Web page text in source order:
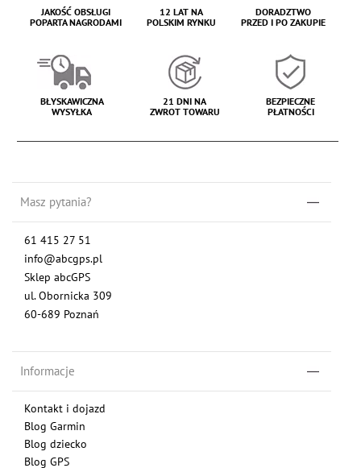
JAKOŚĆ OBSŁUGI
POPARTA NAGRODAMI
12 LAT NA
POLSKIM RYNKU
DORADZTWO
PRZED I PO ZAKUPIE
BŁYSKAWICZNA
WYSYŁKA
21 DNI NA
ZWROT TOWARU
BEZPIECZNE
PŁATNOŚCI
Masz pytania?
61 415 27 51
info@abcgps.pl
Sklep abcGPS
ul. Obornicka 309
60-689 Poznań
Informacje
Kontakt i dojazd
Blog Garmin
Blog dziecko
Blog GPS